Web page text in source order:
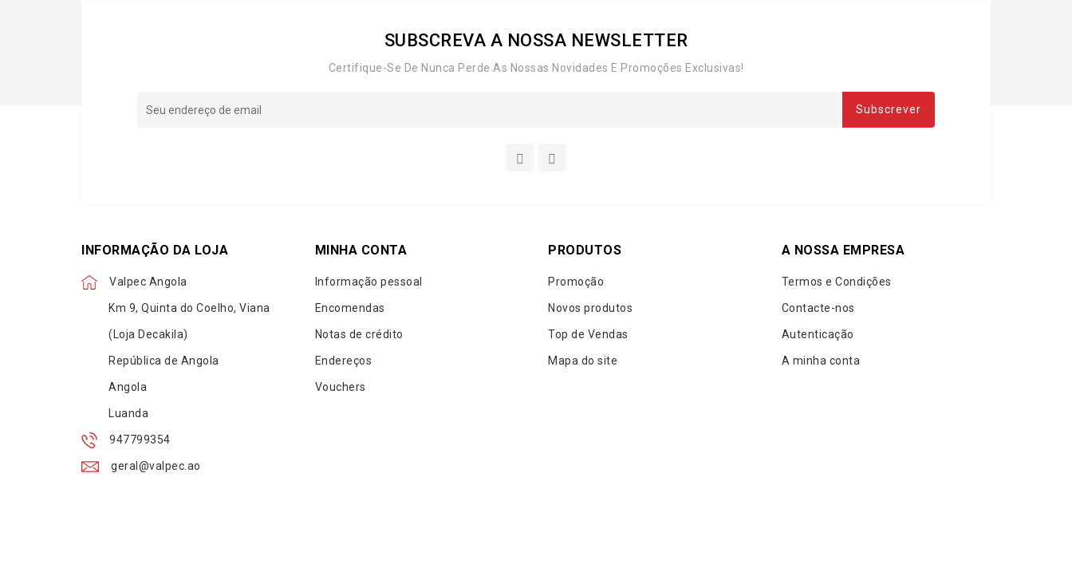
SUBSCREVA A NOSSA NEWSLETTER
Certifique-Se De Nunca Perde As Nossas Novidades E Promoções Exclusivas!
INFORMAÇÃO DA LOJA
Valpec Angola
Km 9, Quinta do Coelho, Viana
(Loja Decakila)
República de Angola
Angola
Luanda
947799354
geral@valpec.ao
MINHA CONTA
Informação pessoal
Encomendas
Notas de crédito
Endereços
Vouchers
PRODUTOS
Promoção
Novos produtos
Top de Vendas
Mapa do site
A NOSSA EMPRESA
Termos e Condições
Contacte-nos
Autenticação
A minha conta